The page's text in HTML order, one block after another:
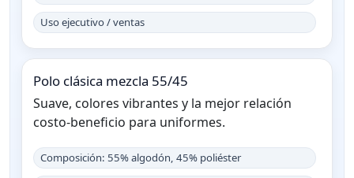
Uso ejecutivo / ventas
Polo clásica mezcla 55/45
Suave, colores vibrantes y la mejor relación
costo-beneficio para uniformes.
Composición: 55% algodón, 45% poliéster